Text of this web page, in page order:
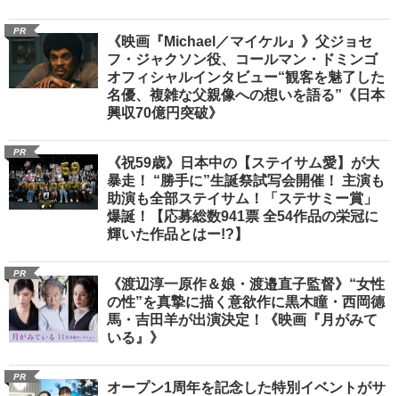
PR
《映画『Michael／マイケル』》父ジョセ
フ・ジャクソン役、コールマン・ドミンゴ
オフィシャルインタビュー“観客を魅了した
名優、複雑な父親像への想いを語る”《日本
興収70億円突破》
PR
《祝59歳》日本中の【ステイサム愛】が大
暴走！ “勝手に”生誕祭試写会開催！ 主演も
助演も全部ステイサム！「ステサミー賞」
爆誕！【応募総数941票 全54作品の栄冠に
輝いた作品とはー!?】
PR
《渡辺淳一原作＆娘・渡邉直子監督》“女性
の性”を真摯に描く意欲作に黒木瞳・西岡德
馬・吉田羊が出演決定！《映画『月がみて
いる』》
PR
オープン1周年を記念した特別イベントがサ